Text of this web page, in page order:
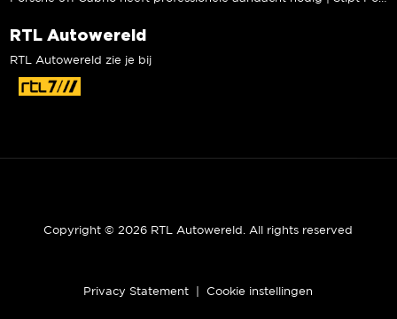
RTL Autowereld
RTL Autowereld zie je bij
Copyright © 2026 RTL Autowereld. All rights reserved
Privacy Statement Cookie instellingen